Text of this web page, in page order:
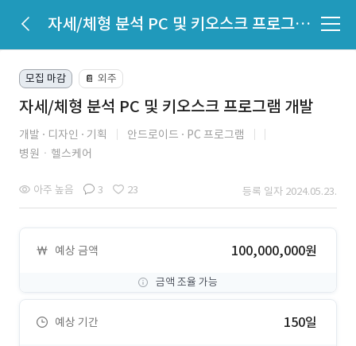
자세/체형 분석 PC 및 키오스크 프로그램 개발
모집 마감 📔 외주
자세/체형 분석 PC 및 키오스크 프로그램 개발
개발 디자인 기획 안드로이드
PC 프로그램
병원ㆍ헬스케어
아주 높음 3 23 등록 일자 2024.05.23.
예상 금액 100,000,000원
금액 조율 가능
예상 기간 150일